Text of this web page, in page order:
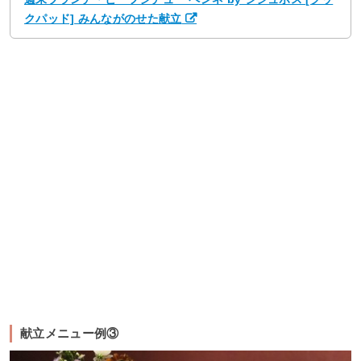
クパッド] みんながのせた献立
献立メニュー例③